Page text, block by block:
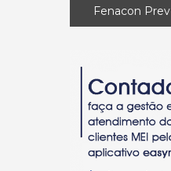
Fenacon Prev